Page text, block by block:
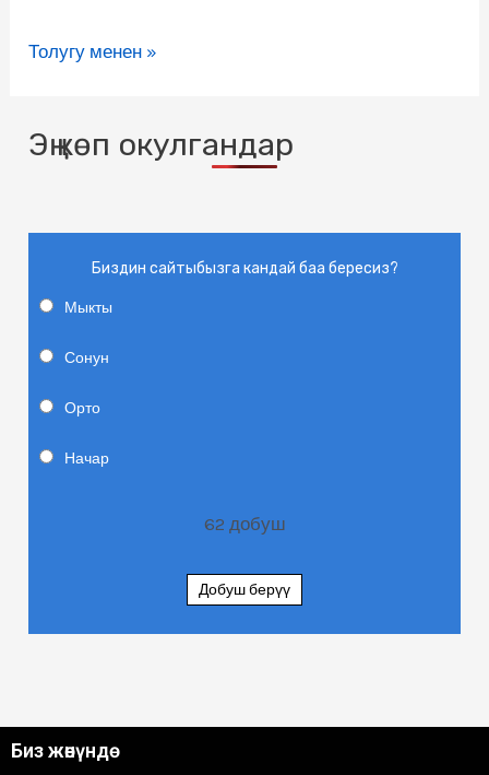
Толугу менен »
Эң көп окулгандар
Биздин сайтыбызга кандай баа бересиз?
Мыкты
Сонун
Орто
Начар
62 добуш
Добуш берүү
Биз жөнүндө